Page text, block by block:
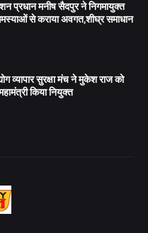
प्रधान मनीष सैदपुर ने निगमायुक्त
से कराया अवगत,शीघ्र समाधान
व्यापार सुरक्षा मंच ने मुकेश राज को
किया नियुक्त